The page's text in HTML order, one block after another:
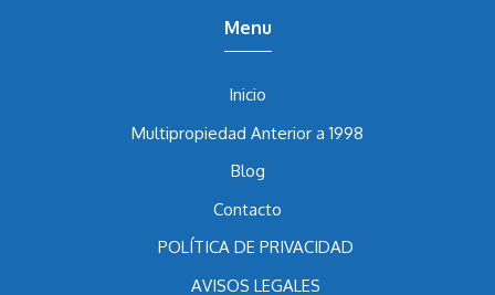
Inicio
Multipropiedad Anterior a 1998
Blog
Contacto
POLÍTICA DE PRIVACIDAD